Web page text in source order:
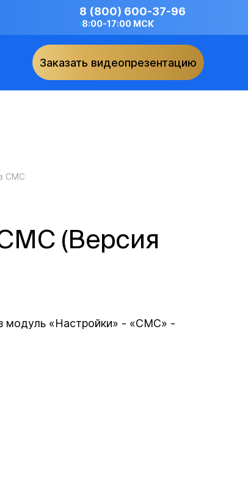
8 (800) 600-37-96
8:00-17:00 МСК
Заказать видеопрезентацию
СМС
(Версия
модуль «Настройки» - «СМС» -